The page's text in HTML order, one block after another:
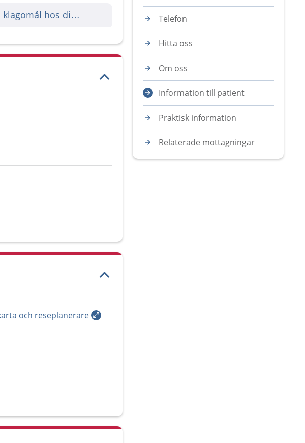
Lämna synpunkter och klagomål hos din vårdgivare
och reseplanerare
Telefon
Hitta oss
Om oss
Information till patient
Praktisk information
Relaterade mottagningar